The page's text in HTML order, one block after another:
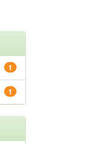
1
1